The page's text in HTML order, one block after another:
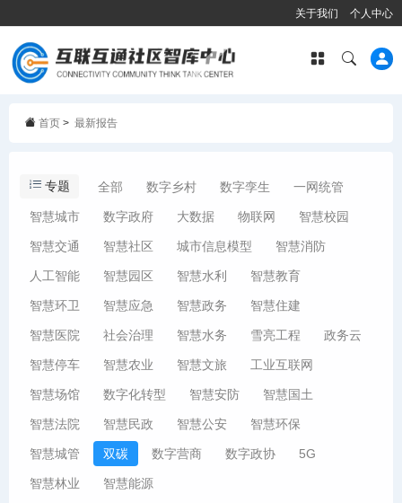
关于我们 个人中心
首页 > 最新报告
专题 全部 数字乡村 数字孪生 一网统管
智慧城市 数字政府 大数据 物联网 智慧校园
智慧交通 智慧社区 城市信息模型 智慧消防
人工智能 智慧园区 智慧水利 智慧教育
智慧环卫 智慧应急 智慧政务 智慧住建
智慧医院 社会治理 智慧水务 雪亮工程 政务云
智慧停车 智慧农业 智慧文旅 工业互联网
智慧场馆 数字化转型 智慧安防 智慧国土
智慧法院 智慧民政 智慧公安 智慧环保
智慧城管 双碳 数字营商 数字政协 5G
智慧林业 智慧能源